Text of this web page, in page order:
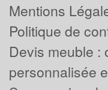
Mentions
Politique de
Devis meuble :
personnalisée